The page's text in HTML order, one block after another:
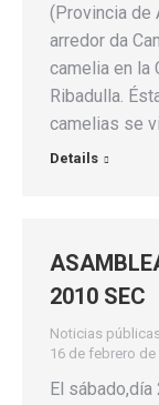
(Provincia de
arredor da
camelia en la
Ribadulla.
camelias se
Details
2010 SEC
Noticias
16 de febrero de
El